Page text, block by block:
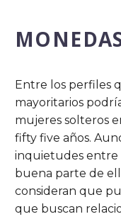
Entre los perfiles
mayoritarios
mujeres solteros
fifty five años.
inquietudes entre
buena parte de
consideran que
que buscan